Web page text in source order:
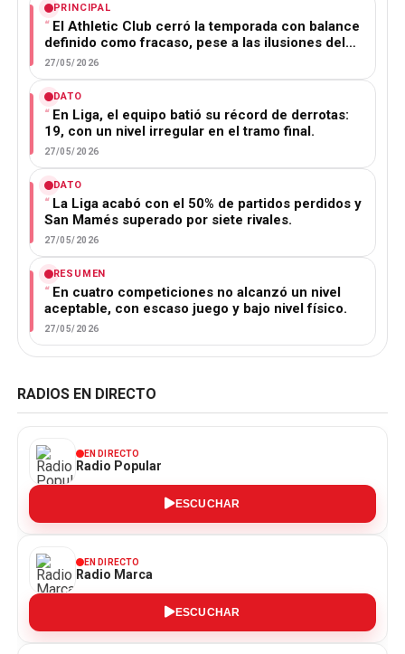
PRINCIPAL
El Athletic Club cerró la temporada con balance
definido como fracaso, pese a las ilusiones del…
27/05/2026
DATO
En Liga, el equipo batió su récord de derrotas:
19, con un nivel irregular en el tramo final.
27/05/2026
DATO
La Liga acabó con el 50% de partidos perdidos y
San Mamés superado por siete rivales.
27/05/2026
RESUMEN
En cuatro competiciones no alcanzó un nivel
aceptable, con escaso juego y bajo nivel físico.
27/05/2026
RADIOS EN DIRECTO
EN DIRECTO
Radio Popular
ESCUCHAR
EN DIRECTO
Radio Marca
ESCUCHAR